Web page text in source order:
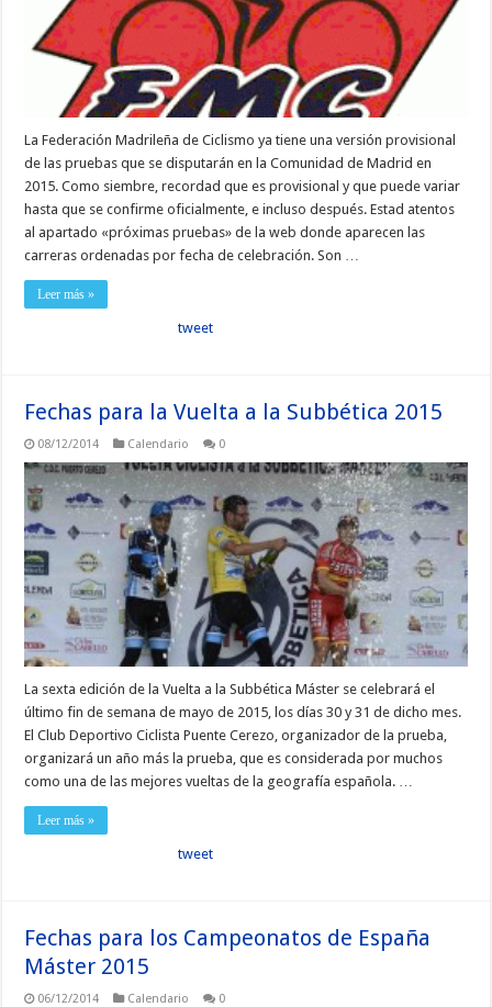
La Federación Madrileña de Ciclismo ya tiene una versión provisional
de las pruebas que se disputarán en la Comunidad de Madrid en
2015. Como siembre, recordad que es provisional y que puede variar
hasta que se confirme oficialmente, e incluso después. Estad atentos
al apartado «próximas pruebas» de la web donde aparecen las
carreras ordenadas por fecha de celebración. Son …
Leer más »
tweet
Fechas para la Vuelta a la Subbética 2015
08/12/2014 Calendario 0
La sexta edición de la Vuelta a la Subbética Máster se celebrará el
último fin de semana de mayo de 2015, los días 30 y 31 de dicho mes.
El Club Deportivo Ciclista Puente Cerezo, organizador de la prueba,
organizará un año más la prueba, que es considerada por muchos
como una de las mejores vueltas de la geografía española. …
Leer más »
tweet
Fechas para los Campeonatos de España
Máster 2015
06/12/2014 Calendario 0